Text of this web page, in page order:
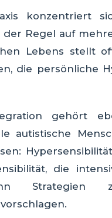
konzentriert
der Regel auf
Lebens stellt
die persönliche
gehört
autistische
die
Strategien